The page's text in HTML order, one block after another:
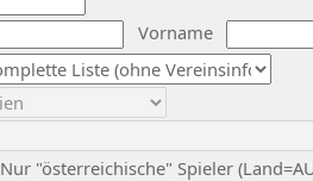
Vorname
Nur "österreichische" Spieler